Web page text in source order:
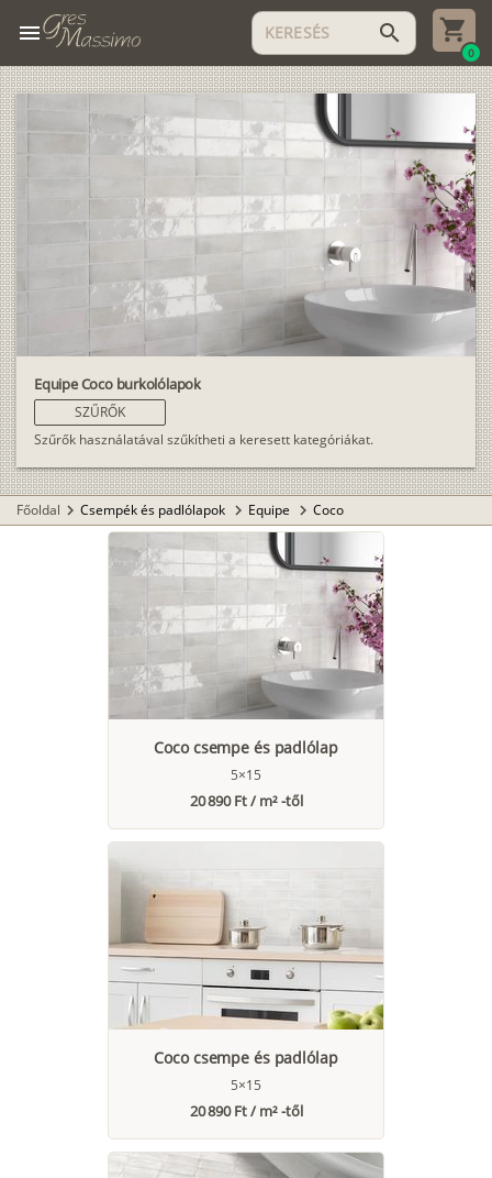
menu search
0
Equipe Coco burkolólapok
SZŰRŐK
Szűrők használatával szűkítheti a keresett kategóriákat.
Főoldal chevron_right Csempék és padlólapok chevron_right Equipe chevron_right Coco
Coco csempe és padlólap
5×15
20 890 Ft / m² -től
Coco csempe és padlólap
5×15
20 890 Ft / m² -től